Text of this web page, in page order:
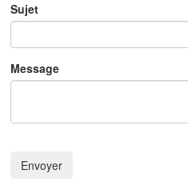
Sujet
Message